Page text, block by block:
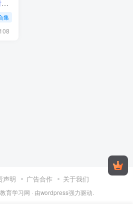
三
集
108
声明 广告合作 关于我们
教育学习网 · 由wordpress强力驱动.